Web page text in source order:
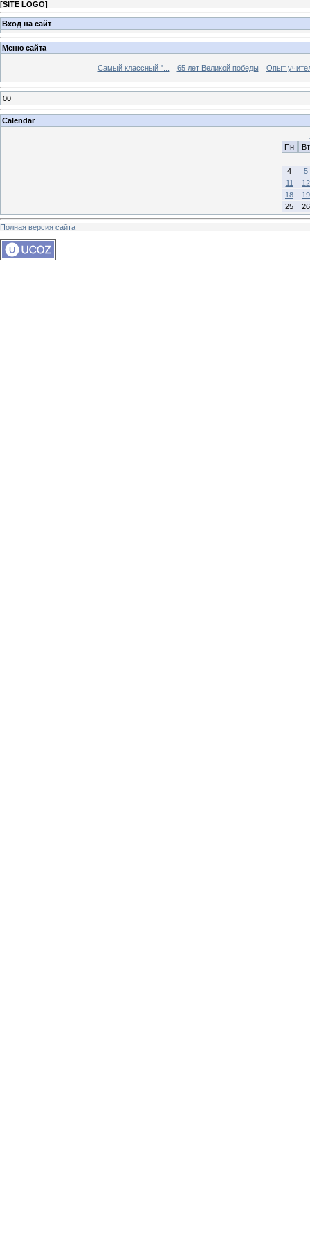
[SITE LOGO]
Вход на сайт
Меню сайта
Самый классный "... 65 лет Великой победы Опыт
00
Calendar
Пн
Вт
4
5
11
12
18
19
25
26
Полная версия сайта